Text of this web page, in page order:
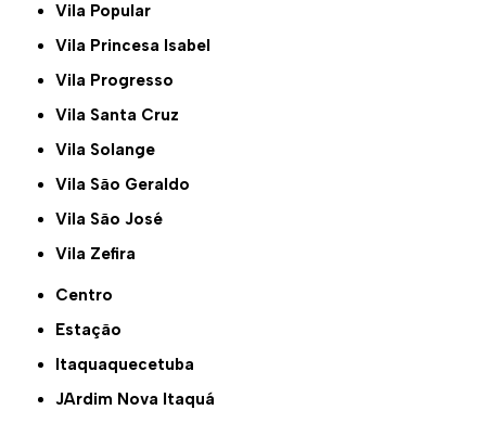
Vila Popular
Vila Princesa Isabel
Vila Progresso
Vila Santa Cruz
Vila Solange
Vila São Geraldo
Vila São José
Vila Zefira
Centro
Estação
Itaquaquecetuba
JArdim Nova Itaquá